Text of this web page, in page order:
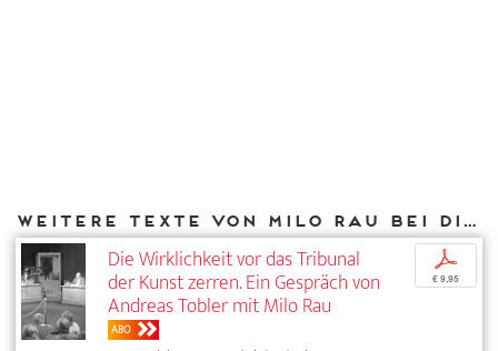
Weitere Texte von Milo Rau bei DIAPHANES
Die Wirklichkeit vor das Tribunal
der Kunst zerren. Ein Gespräch von
Andreas Tobler mit Milo Rau
ABO
p
€ 9,95